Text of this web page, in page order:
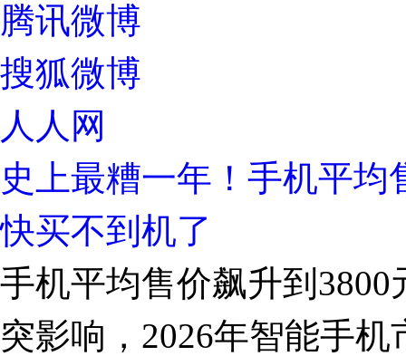
腾讯微博
搜狐微博
人人网
史上最糟一年！手机平
快买不到机了
手机平均售价飙升到
突影响，2026年智能手